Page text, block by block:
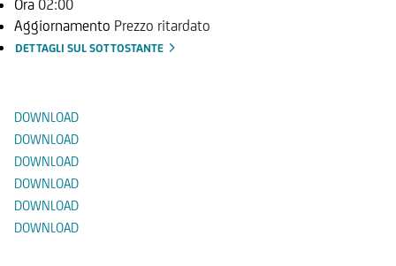
Ora 02:00
Aggiornamento Prezzo ritardato
DETTAGLI SUL SOTTOSTANTE
DOWNLOAD
DOWNLOAD
DOWNLOAD
DOWNLOAD
DOWNLOAD
DOWNLOAD